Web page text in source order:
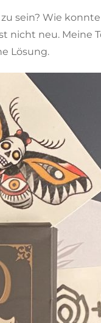
sein? Wie
nicht neu. Meine
Lösung.